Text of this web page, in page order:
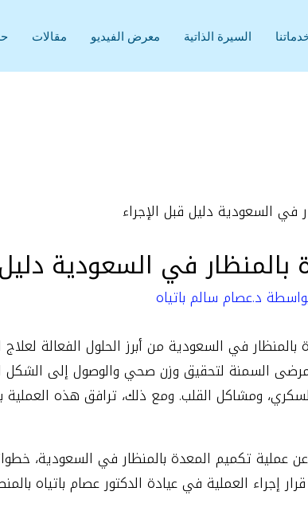
السيرة الذاتية معرض الفيديو مقالات
في السعودية دليل
د.عصام سالم باتياه
في السعودية من أبرز الحلول الفعالة
السمنة لتحقيق وزن صحي والوصول إلى الشكل
ومشاكل القلب. ومع ذلك، ترافق هذه
تكميم المعدة بالمنظار في السعودية،
إجراء العملية في عيادة الدكتور عصام باتياه